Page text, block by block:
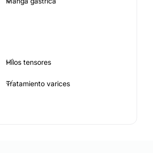
Hilos tensores
Tratamiento varices